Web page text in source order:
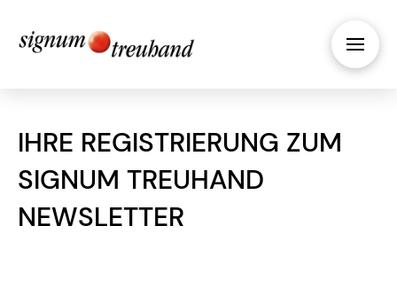
IHRE REGISTRIERUNG ZUM
SIGNUM TREUHAND
NEWSLETTER